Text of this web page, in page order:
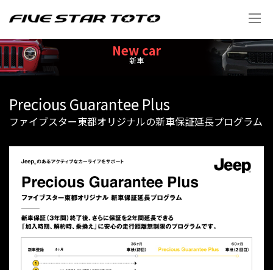
New car
新車
Precious Guarantee Plus
ファイブスター東都オリジナルの新車保証延長プログラム